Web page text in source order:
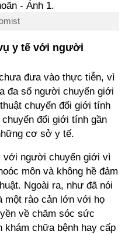
y tế với người
đưa vào thực tiễn, vì
đa số người chuyển giới
chuyển đổi giới tính
đổi giới tính gần
cơ sở y tế.
với người chuyển giới vì
môn và không hề đảm
Ngoài ra, như đã nói
một rào cản lớn với họ
về chăm sóc sức
chữa bệnh hay cấp